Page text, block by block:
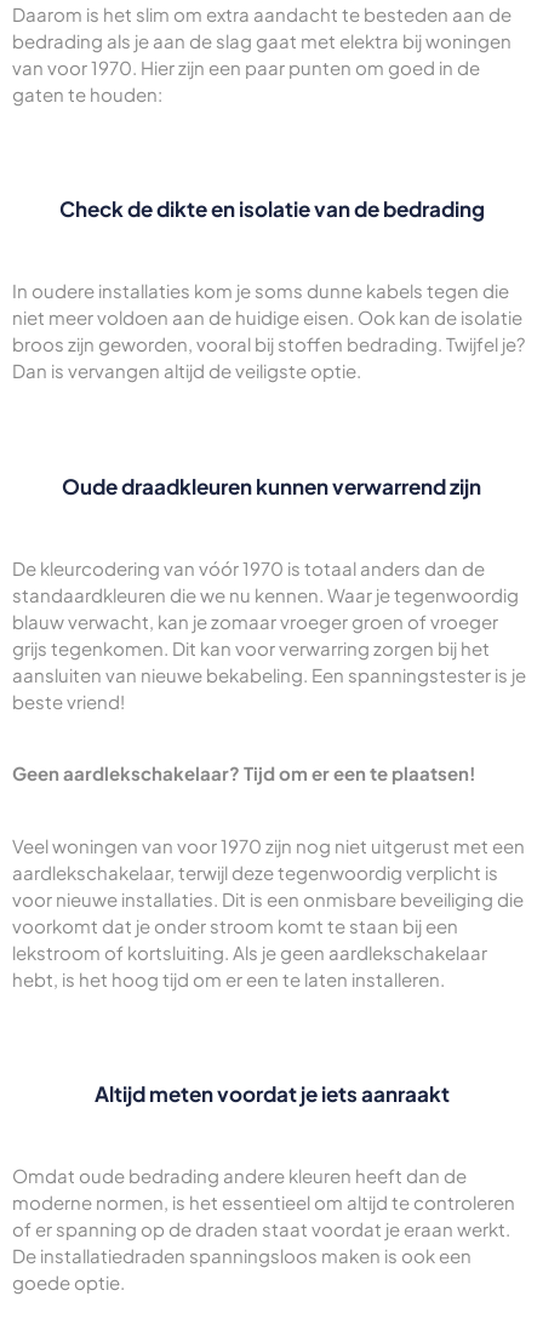
Daarom is het slim om extra aandacht te besteden aan de
bedrading als je aan de slag gaat met elektra bij woningen
van voor 1970. Hier zijn een paar punten om goed in de
gaten te houden:
Check de dikte en isolatie van de bedrading
In oudere installaties kom je soms dunne kabels tegen die
niet meer voldoen aan de huidige eisen. Ook kan de isolatie
broos zijn geworden, vooral bij stoffen bedrading. Twijfel je?
Dan is vervangen altijd de veiligste optie.
Oude draadkleuren kunnen verwarrend zijn
De kleurcodering van vóór 1970 is totaal anders dan de
standaardkleuren die we nu kennen. Waar je tegenwoordig
blauw verwacht, kan je zomaar vroeger groen of vroeger
grijs tegenkomen. Dit kan voor verwarring zorgen bij het
aansluiten van nieuwe bekabeling. Een spanningstester is je
beste vriend!
Geen aardlekschakelaar? Tijd om er een te plaatsen!
Veel woningen van voor 1970 zijn nog niet uitgerust met een
aardlekschakelaar, terwijl deze tegenwoordig verplicht is
voor nieuwe installaties. Dit is een onmisbare beveiliging die
voorkomt dat je onder stroom komt te staan bij een
lekstroom of kortsluiting. Als je geen aardlekschakelaar
hebt, is het hoog tijd om er een te laten installeren.
Altijd meten voordat je iets aanraakt
Omdat oude bedrading andere kleuren heeft dan de
moderne normen, is het essentieel om altijd te controleren
of er spanning op de draden staat voordat je eraan werkt.
De installatiedraden spanningsloos maken is ook een
goede optie.